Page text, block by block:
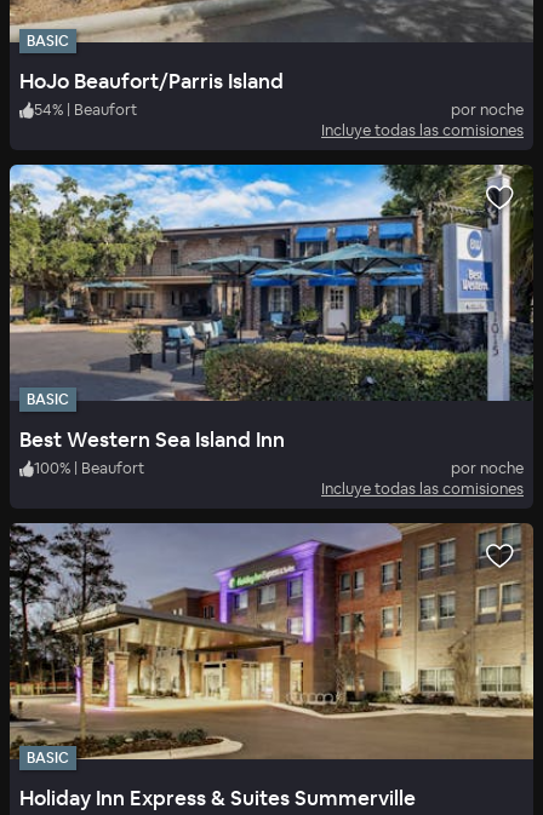
BASIC
HoJo Beaufort/Parris Island
54% | Beaufort
por noche
Incluye todas las comisiones
BASIC
Best Western Sea Island Inn
100% | Beaufort
por noche
Incluye todas las comisiones
BASIC
Holiday Inn Express & Suites Summerville